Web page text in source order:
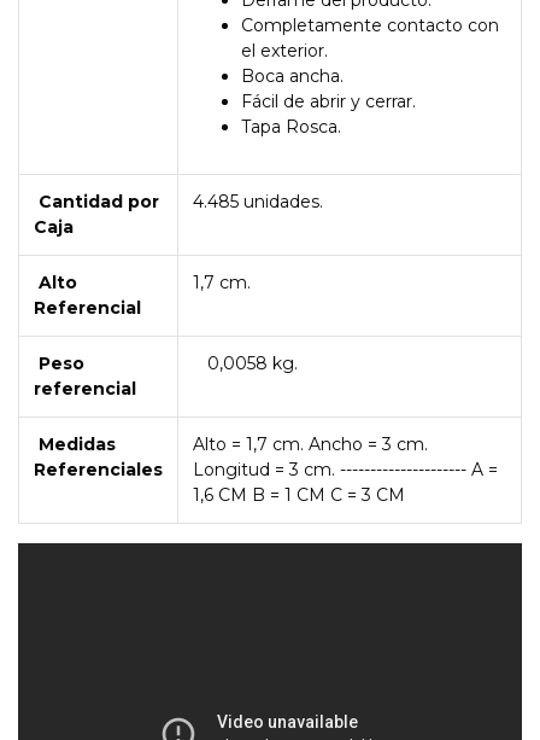
Completamente contacto con
el exterior.
Boca ancha.
Fácil de abrir y cerrar.
Tapa Rosca.
Cantidad por
Caja
4.485 unidades.
Alto
Referencial
1,7 cm.
Peso
referencial
0,0058 kg.
Medidas
Referenciales
Alto = 1,7 cm. Ancho = 3 cm.
Longitud = 3 cm. --------------------- A =
1,6 CM B = 1 CM C = 3 CM